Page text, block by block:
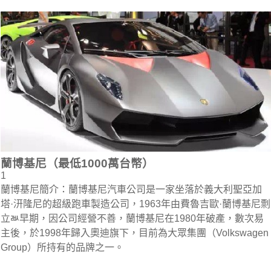
蘭博基尼（最低1000萬台幣）
1
蘭博基尼簡介：蘭博基尼汽車公司是一家坐落於義大利聖亞加
塔·汧隆尼的超級跑車製造公司，1963年由費魯吉歐·蘭博基尼剽
立ㅫ早期，因公司經營不善，蘭博基尼在1980年破產，數次易
主後，於1998年歸入奧迪旗下，目前為大眾集團（Volkswagen
Group）所持有的品牌之一。